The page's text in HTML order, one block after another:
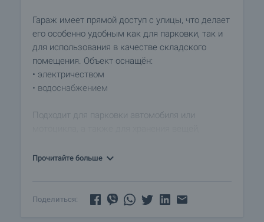
Гараж имеет прямой доступ с улицы, что делает
его особенно удобным как для парковки, так и
для использования в качестве складского
помещения. Объект оснащён:
• электричеством
• водоснабжением
Подходит для парковки автомобиля или
Прочитайте больше
Поделиться: